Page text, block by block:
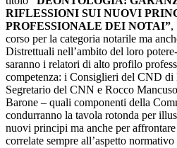
RIFLESSIONI SUI NUOVI
PROFESSIONALE DEI NOTAI”,
corso per la categoria notarile ma
Distrettuali nell’ambito del loro
saranno i relatori di alto profilo
competenza: i Consiglieri del CND
Segretario del CNN e Rocco
Barone – quali componenti della
condurranno la tavola rotonda per
nuovi principi ma anche per
correlate sempre all’aspetto